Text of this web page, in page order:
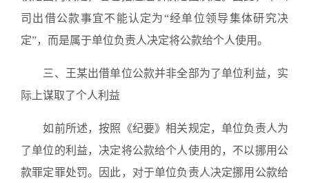
司出借公款事宜不能认定为“经单位领导集体研究决
定”，而是属于单位负责人决定将公款给个人使用。
三、王某出借单位公款并非全部为了单位利益，实
际上谋取了个人利益
如前所述，按照《纪要》相关规定，单位负责人为
了单位的利益，决定将公款给个人使用的，不以挪用公
款罪定罪处罚。因此，对于单位负责人决定挪用公款给